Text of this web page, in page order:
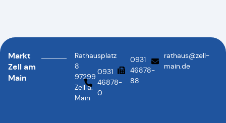
Markt
Zell am
Main
Rathausplatz
8
97299
Zell a.
Main
0931
46878-
0
0931
46878-
88
rathaus@zell-
main.de